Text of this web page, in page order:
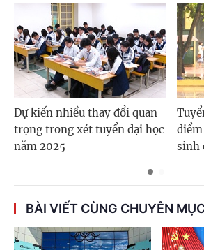
Dự kiến nhiều thay đổi quan
trọng trong xét tuyển đại học
năm 2025
sinh
BÀI VIẾT CÙNG CHUYÊN